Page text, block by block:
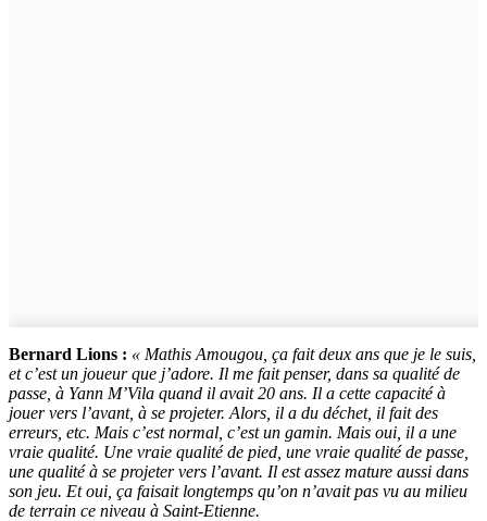
Bernard Lions : « Mathis Amougou, ça fait deux ans que je le suis,
et c’est un joueur que j’adore. Il me fait penser, dans sa qualité de
passe, à Yann M’Vila quand il avait 20 ans. Il a cette capacité à
jouer vers l’avant, à se projeter. Alors, il a du déchet, il fait des
erreurs, etc. Mais c’est normal, c’est un gamin. Mais oui, il a une
vraie qualité. Une vraie qualité de pied, une vraie qualité de passe,
une qualité à se projeter vers l’avant. Il est assez mature aussi dans
son jeu. Et oui, ça faisait longtemps qu’on n’avait pas vu au milieu
de terrain ce niveau à Saint-Etienne.